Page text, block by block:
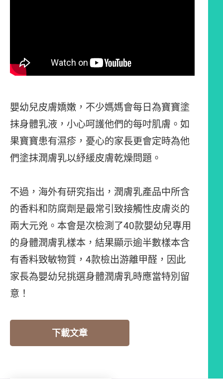
嬰幼兒皮膚嬌嫩，不少媽媽會每日為寶寶塗
抹身體乳液，小心呵護他們的每吋肌膚。如
果寶寶患有濕疹，憂心的家長更會定時為他
們塗抹潤膚乳以紓緩皮膚乾燥問題。
不過，海外有研究指出，潤膚乳產品中所含
的香料和防腐劑是最常引致接觸性皮膚炎的
兩大元兇。本會是次檢測了40款嬰幼兒專用
的身體潤膚乳樣本，結果顯示逾半數樣本含
有香料致敏物質，4款檢出游離甲醛，因此
家長為嬰幼兒挑選身體潤膚乳時應當特別留
意！
下載文章